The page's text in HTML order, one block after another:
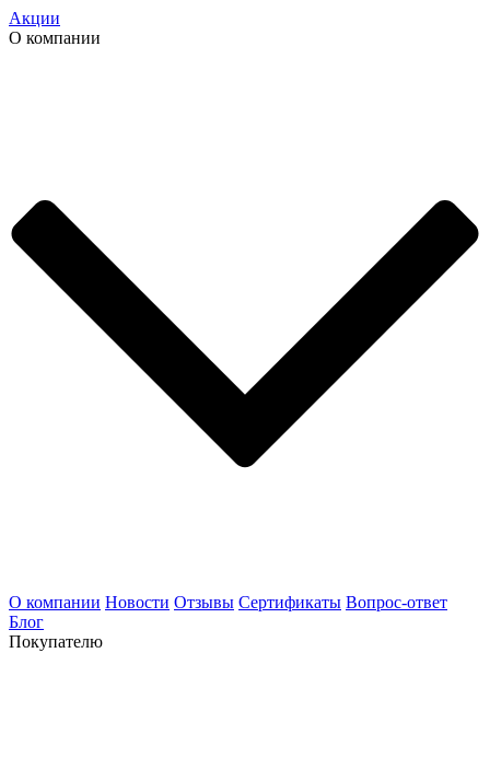
Акции
О компании
О компании Новости Отзывы Сертификаты Вопрос-ответ
Блог
Покупателю